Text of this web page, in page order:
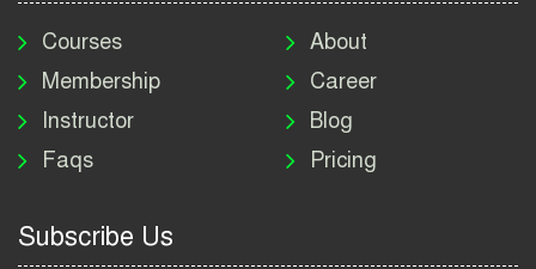
মাদকদ্রব্য নিয়ন্ত্রণ অধিদপ্তর
নিয়োগ বিজ্ঞপ্তি ২০২৬ | DNC
Job Circular 2026
পাসপোর্ট করতে কি কি লাগে
২০২৬ | ই-পাসপোর্ট আবেদন ও
Courses
Membership
Instructor
Faqs
About
Career
Blog
Pricing
Subscribe Us